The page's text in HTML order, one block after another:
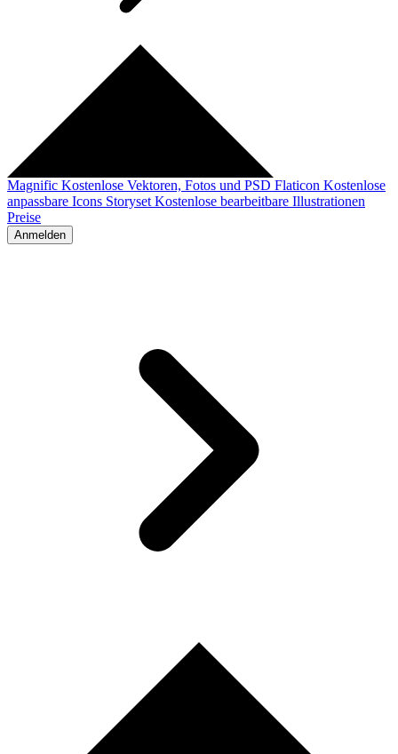
Magnific Kostenlose Vektoren, Fotos und PSD Flaticon Kostenlose
anpassbare Icons Storyset Kostenlose bearbeitbare Illustrationen
Preise
Anmelden